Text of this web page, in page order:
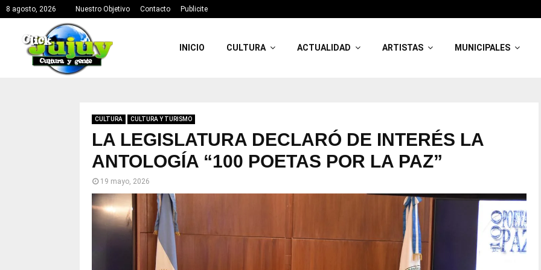
8 agosto, 2026 Nuestro Objetivo Contacto Publicite
INICIO CULTURA ACTUALIDAD ARTISTAS MUNICIPALES
CULTURA CULTURA Y TURISMO
LA LEGISLATURA DECLARÓ DE INTERÉS LA
ANTOLOGÍA “100 POETAS POR LA PAZ”
19 mayo, 2026